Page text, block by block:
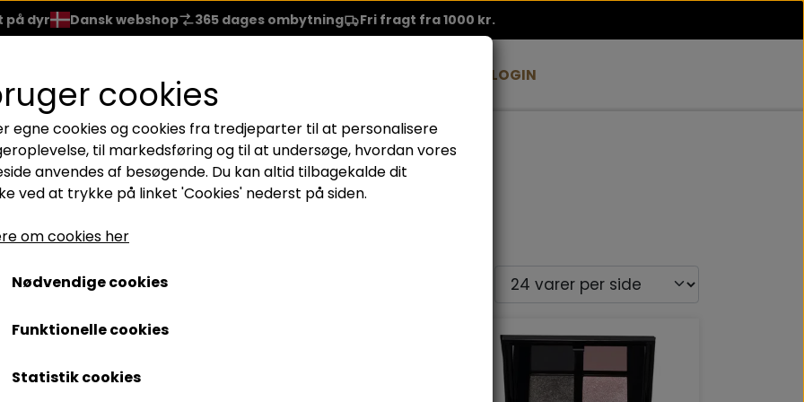
på dyr Dansk webshop 365 dages ombytning Fri fragt fra 1000 kr.
LÆBER
LÆBESTIFT
GLOSS
LIPLINER
ACCESSORIES
BØRSTER
GAVESÆT
B2B LOGIN
cookies
egne cookies og cookies fra tredjeparter til at personalisere
til markedsføring og til at undersøge, hvordan vores
anvendes af besøgende. Du kan altid tilbagekalde dit
ved at trykke på linket 'Cookies' nederst på siden.
om cookies her
Nødvendige cookies
Funktionelle cookies
Statistik cookies